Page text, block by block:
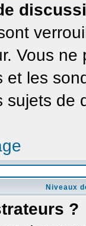
Vous
et les
sujets de
Niveaux
?